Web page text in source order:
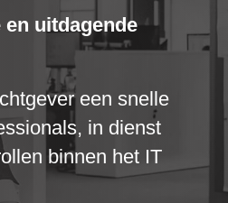
uitdagende
een snelle
in dienst
binnen het IT